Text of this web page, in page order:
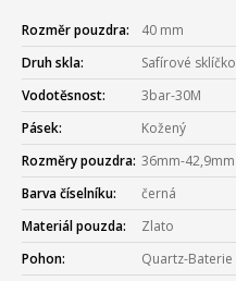
Rozměr pouzdra:
40 mm
Druh skla:
Safírové sklíčko
Vodotěsnost:
3bar-30M
Pásek:
Kožený
Rozměry pouzdra: 36mm-42,9mm
Barva číselníku:
černá
Materiál pouzda:
Zlato
Pohon:
Quartz-Baterie